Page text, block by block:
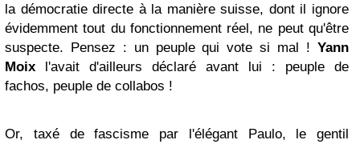
la démocratie directe à la manière suisse, dont il ignore
évidemment tout du fonctionnement réel, ne peut qu'être
suspecte. Pensez : un peuple qui vote si mal ! Yann
Moix l'avait d'ailleurs déclaré avant lui : peuple de
fachos, peuple de collabos !
Or, taxé de fascisme par l'élégant Paulo, le gentil